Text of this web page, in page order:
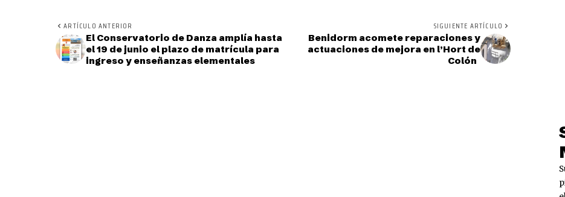
ARTÍCULO ANTERIOR
El Conservatorio de Danza amplía hasta
el 19 de junio el plazo de matrícula para
ingreso y enseñanzas elementales
SIGUIENTE ARTÍCULO
Benidorm acomete reparaciones y
actuaciones de mejora en l’Hort de
Colón